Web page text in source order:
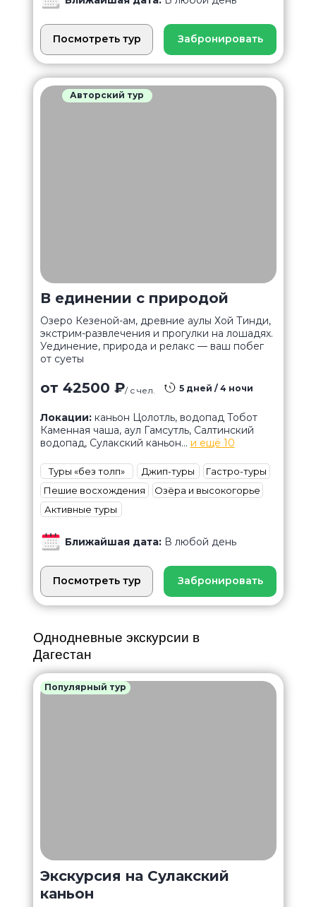
от 42500 ₽
В единении с природой
5 дней / 4 ночи
/ с чел.
Озеро Кезеной-ам, древние аулы Хой Тинди,
экстрим-развлечения и прогулки на лошадях.
Уединение, природа и релакс — ваш побег
от суеты
Авторский тур
Ближайшая дата: В любой день
Локации: каньон Цолотль, водопад Тобот
Каменная чаша, аул Гамсутль, Салтинский
водопад, Сулакский каньон... и ещё 10
Пешие восхождения
Туры «без толп»
Активные туры
Гастро-туры
Озёра и высокогорье
Джип-туры
Посмотреть тур Забронировать
Посмотреть тур Забронировать
Экскурсия на Сулакский
каньон
Популярный тур
Однодневные экскурсии в
Дагестан